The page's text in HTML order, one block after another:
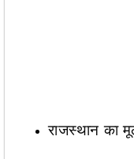
राजस्थान का